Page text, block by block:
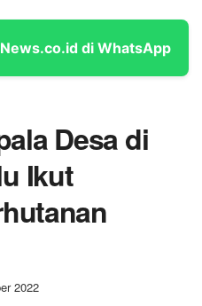
di WhatsApp
Desa di
Ikut
2022